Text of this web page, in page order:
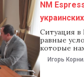
NM
Ситуация
равные
которые
левого
Игорь